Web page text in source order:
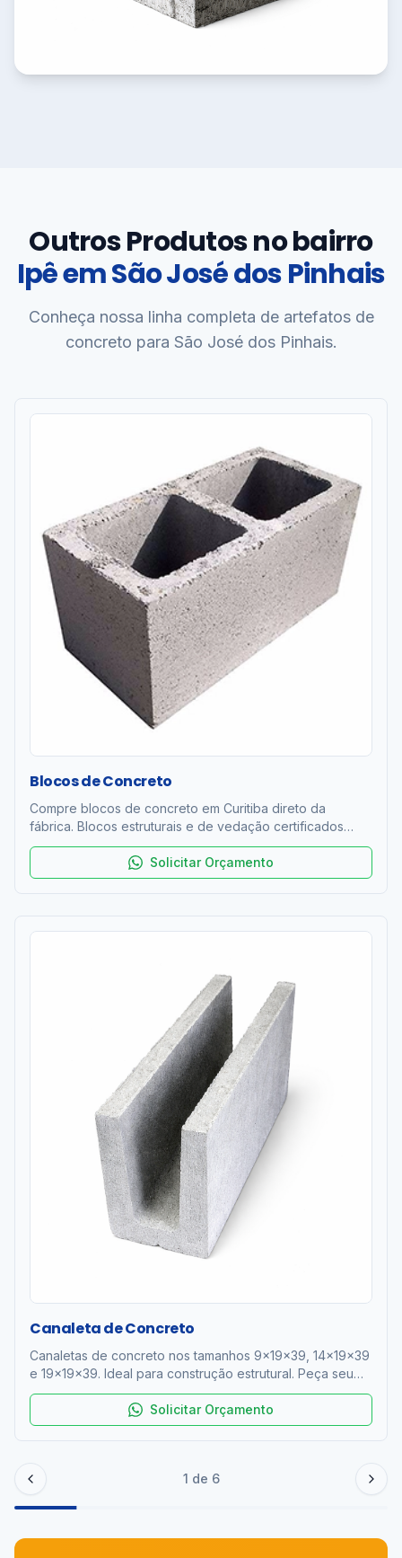
Outros Produtos no bairro
Ipê em São José dos Pinhais
Conheça nossa linha completa de artefatos de
concreto para São José dos Pinhais.
Blocos de Concreto
Compre blocos de concreto em Curitiba direto da
fábrica. Blocos estruturais e de vedação certificados
ABNT NBR 6136. Resistência 4 a 12 MPa. Entrega rápida
na RMC. Orçamento grátis!Solicitar Orçamento
Canaleta de Concreto
Canaletas de concreto nos tamanhos 9x19x39, 14x19x39
e 19x19x39. Ideal para construção estrutural. Peça seu
orçamento!
Solicitar Orçamento
1 de 6